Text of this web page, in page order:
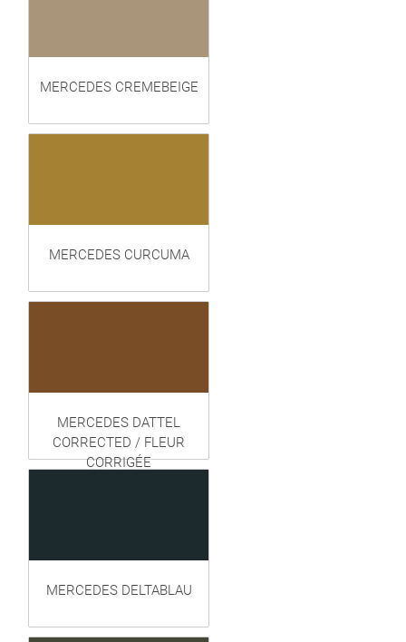
MERCEDES CREMEBEIGE
MERCEDES CURCUMA
MERCEDES DATTEL
CORRECTED / FLEUR
CORRIGÉE
MERCEDES DELTABLAU